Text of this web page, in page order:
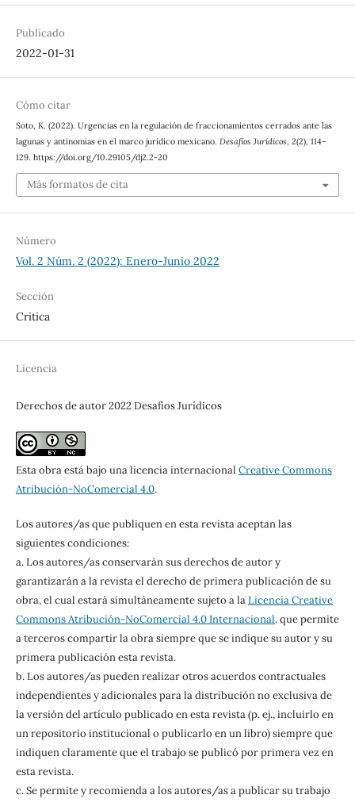
Publicado
2022-01-31
Cómo citar
Soto, K. (2022). Urgencias en la regulación de fraccionamientos cerrados ante las
lagunas y antinomias en el marco jurídico mexicano. Desafíos Jurídicos 2(2), 114–
129. https://doi.org/10.29105/dj2.2-20
Más formatos de cita
Número
Vol. 2 Núm. 2 (2022): Enero-Junio 2022
Sección
Critica
Licencia
Derechos de autor 2022 Desafíos Jurídicos
Esta obra está bajo una licencia internacional Creative Commons
Atribución-NoComercial 4.0.
Los autores/as que publiquen en esta revista aceptan las
siguientes condiciones:
a. Los autores/as conservarán sus derechos de autor y
garantizarán a la revista el derecho de primera publicación de su
obra, el cual estará simultáneamente sujeto a laLicencia Creative
Commons Atribución-NoComercial 4.0 Internacional. que permite
a terceros compartir la obra siempre que se indique su autor y su
primera publicación esta revista.
b. Los autores/as pueden realizar otros acuerdos contractuales
independientes y adicionales para la distribución no exclusiva de
la versión del artículo publicado en esta revista (p. ej., incluirlo en
un repositorio institucional o publicarlo en un libro) siempre que
indiquen claramente que el trabajo se publicó por primera vez en
esta revista.
c. Se permite y recomienda a los autores/as a publicar su trabajo